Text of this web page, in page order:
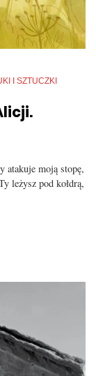
I SZTUCZKI
atakuje moją stopę,
leżysz pod kołdrą,